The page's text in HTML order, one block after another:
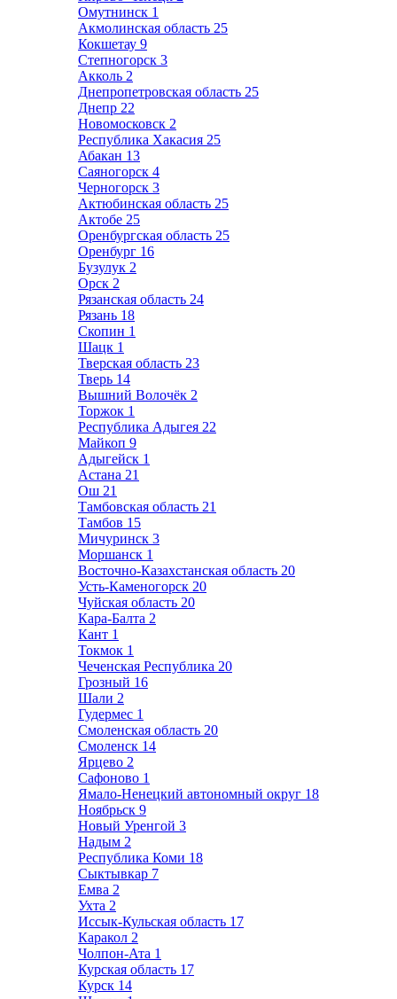
Омутнинск 1
Акмолинская область 25
Кокшетау 9
Степногорск 3
Акколь 2
Днепропетровская область 25
Днепр 22
Новомосковск 2
Республика Хакасия 25
Абакан 13
Саяногорск 4
Черногорск 3
Актюбинская область 25
Актобе 25
Оренбургская область 25
Оренбург 16
Бузулук 2
Орск 2
Рязанская область 24
Рязань 18
Скопин 1
Шацк 1
Тверская область 23
Тверь 14
Вышний Волочёк 2
Торжок 1
Республика Адыгея 22
Майкоп 9
Адыгейск 1
Астана 21
Ош 21
Тамбовская область 21
Тамбов 15
Мичуринск 3
Моршанск 1
Восточно-Казахстанская область 20
Усть-Каменогорск 20
Чуйская область 20
Кара-Балта 2
Кант 1
Токмок 1
Чеченская Республика 20
Грозный 16
Шали 2
Гудермес 1
Смоленская область 20
Смоленск 14
Ярцево 2
Сафоново 1
Ямало-Ненецкий автономный округ 18
Ноябрьск 9
Новый Уренгой 3
Надым 2
Республика Коми 18
Сыктывкар 7
Емва 2
Ухта 2
Иссык-Кульская область 17
Каракол 2
Чолпон-Ата 1
Курская область 17
Курск 14